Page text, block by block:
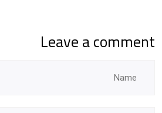
Leave a comment